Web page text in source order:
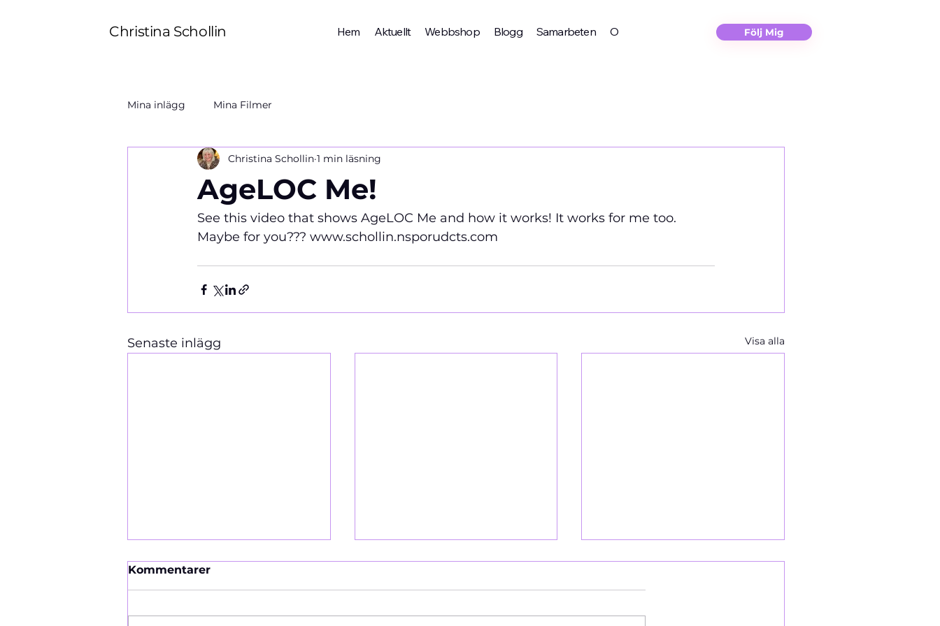
Christina Schollin Hem Aktuellt Webbshop Blogg Samarbeten Om Christina Kontakt Följ Mig
Mina inlägg Mina Filmer
AgeLOC Me!
Christina Schollin 1 min läsning
See this video that shows AgeLOC Me and how it works! It works for me too.
Maybe for you??? www.schollin.nsporudcts.com
Senaste inlägg Visa alla
Kommentarer